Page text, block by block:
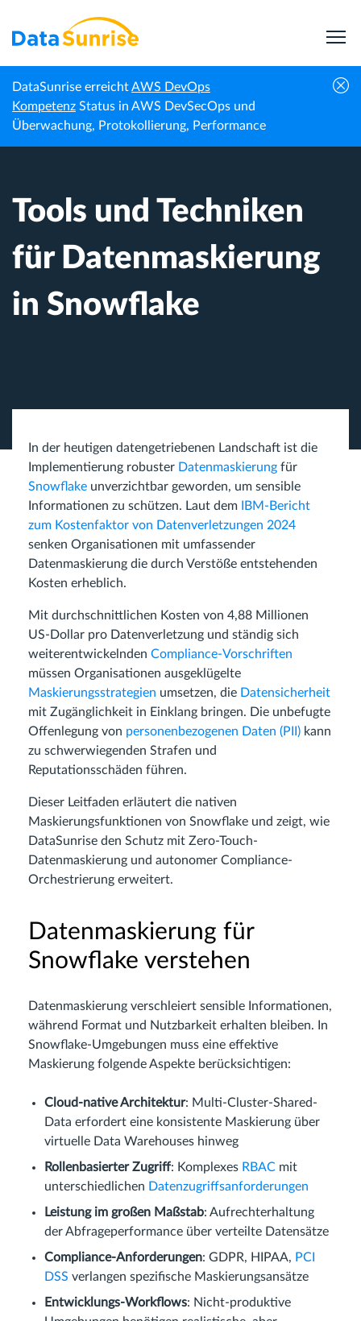
DataSunrise erreichtAWS DevOps
Kompetenz Status in AWS DevSecOps und
Überwachung, Protokollierung, Performance
Startseite Wissenszentrum
Tools und Techniken für Datenmaskierung
in Snowflake
Tools und Techniken
für Datenmaskierung
in Snowflake
In der heutigen datengetriebenen Landschaft ist die
Implementierung robuster Datenmaskierung für
Snowflake unverzichtbar geworden, um sensible
Informationen zu schützen. Laut dem
IBM-Bericht
zum Kostenfaktor von Datenverletzungen 2024
senken Organisationen mit umfassender
Datenmaskierung die durch Verstöße entstehenden
Kosten erheblich.
Mit durchschnittlichen Kosten von 4,88 Millionen
US-Dollar pro Datenverletzung und ständig sich
weiterentwickelnden Compliance-Vorschriften
müssen Organisationen ausgeklügelte
Maskierungsstrategien umsetzen, die Datensicherheit
mit Zugänglichkeit in Einklang bringen. Die unbefugte
Offenlegung von personenbezogenen Daten (PII) kann
zu schwerwiegenden Strafen und
Reputationsschäden führen.
Dieser Leitfaden erläutert die nativen
Maskierungsfunktionen von Snowflake und zeigt, wie
DataSunrise den Schutz mit Zero-Touch-
Datenmaskierung und autonomer Compliance-
Orchestrierung erweitert.
Datenmaskierung für
Snowflake verstehen
Datenmaskierung verschleiert sensible Informationen,
während Format und Nutzbarkeit erhalten bleiben. In
Snowflake-Umgebungen muss eine effektive
Maskierung folgende Aspekte berücksichtigen:
Cloud-native Architektur: Multi-Cluster-Shared-
Data erfordert eine konsistente Maskierung über
virtuelle Data Warehouses hinweg
Rollenbasierter Zugriff: Komplexes RBAC mit
unterschiedlichen Datenzugriffsanforderungen
Leistung im großen Maßstab: Aufrechterhaltung
der Abfrageperformance über verteilte Datensätze
Compliance-Anforderungen: GDPR, HIPAA, PCI
DSS verlangen spezifische Maskierungsansätze
Entwicklungs-Workflows: Nicht-produktive